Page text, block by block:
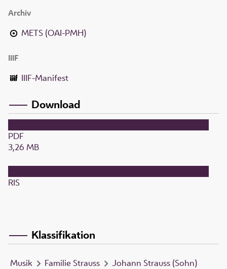
Archiv
METS (OAI-PMH)
IIIF
IIIF-Manifest
Download
PDF
3,26 MB
RIS
Klassifikation
Musik Familie Strauss Johann Strauss (Sohn)